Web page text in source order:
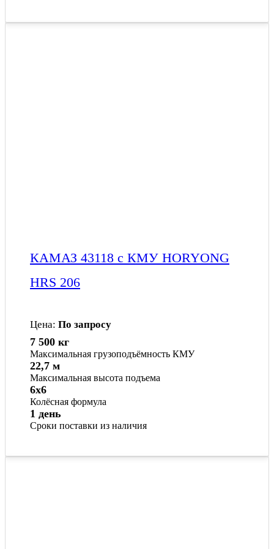
КАМАЗ 43118 с КМУ HORYONG
HRS 206
Цена: По запросу
Максимальная грузоподъёмность КМУ
7 500 кг
Максимальная высота подъема
22,7 м
Колёсная формула
6x6
Сроки поставки из наличия
1 день